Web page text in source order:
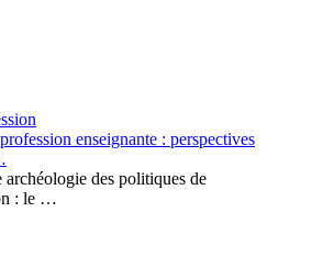
enseignante : perspectives
archéologie des politiques de
: le …